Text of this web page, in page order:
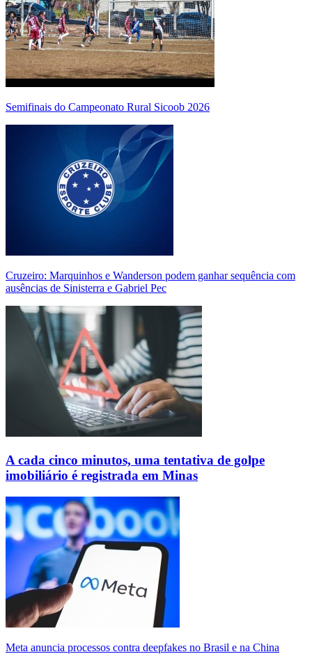
Semifinais do Campeonato Rural Sicoob 2026
Cruzeiro: Marquinhos e Wanderson podem ganhar sequência com
ausências de Sinisterra e Gabriel Pec
A cada cinco minutos, uma tentativa de golpe
imobiliário é registrada em Minas
Meta anuncia processos contra deepfakes no Brasil e na China